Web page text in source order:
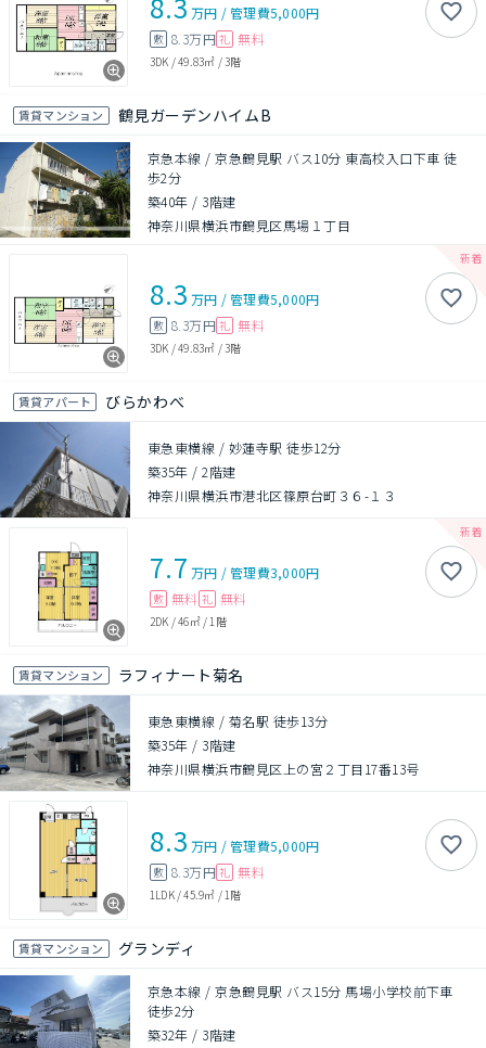
万円 /管理費5,000円
敷 8.3万円 礼 無料
3DK /49.83㎡ /3階
賃貸マンション 鶴見ガーデンハイムB
京急本線 / 京急鶴見駅 バス10分 東高校入口下車 徒
歩2分
築40年 / 3階建
神奈川県横浜市鶴見区馬場１丁目
8.3 万円 /管理費5,000円
敷 8.3万円 礼 無料
3DK /49.83㎡ /3階
賃貸アパート びらかわべ
東急東横線 / 妙蓮寺駅 徒歩12分
築35年 /2階建
神奈川県横浜市港北区篠原台町３６-１３
7.7 万円 /管理費3,000円
敷 無料 礼 無料
2DK /46㎡/ 1階
賃貸マンション ラフィナート菊名
東急東横線 / 菊名駅 徒歩13分
築35年 / 3階建
神奈川県横浜市鶴見区上の宮２丁目17番13号
8.3 万円 /管理費5,000円
敷 8.3万円 礼 無料
1LDK/45.9㎡ / 1階
賃貸マンション グランディ
京急本線 / 京急鶴見駅 バス15分 馬場小学校前下車
徒歩2分
築32年 / 3階建